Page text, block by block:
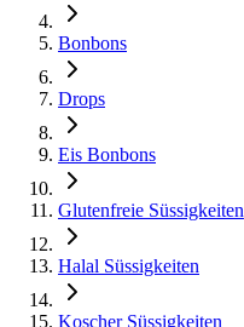
Bonbons
Drops
Eis Bonbons
Glutenfreie Süssigkeiten
Halal Süssigkeiten
Koscher Süssigkeiten